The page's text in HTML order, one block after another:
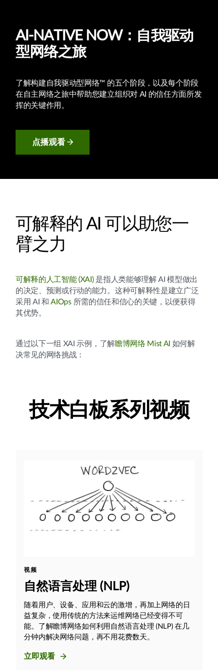
AI-NATIVE NOW：自我驱动
型网络之旅
了解构建自我驱动型网络™ 的五个阶段，以及每个阶段
在自主网络之旅中帮助您建立组织对 AI 的信任方面所发
挥的关键作用。
点播观看
可解释的 AI 可以助您一
臂之力
可解释的人工智能 (XAI)是指人类能够理解 AI 模型做出
的决定、预测或行动的能力。这种可解释性是建立广泛
采用 AI 和AIOps所需的信任和信心的关键，以便获得
其优势。
通过以下一组 XAI 示例，了解瞻博网络 Mist AI 如何解
决常见的网络挑战：
技术白板系列视频
视频
自然语言处理 (NLP)
随着用户、设备、应用和云的激增，再加上网络的日
益复杂，使用传统的方法来运维网络已经变得不可
能。了解瞻博网络如何利用自然语言处理 (NLP) 在几
分钟内解决网络问题，再不用花费数天。
立即观看